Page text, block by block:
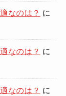
なのは？ に
なのは？ に
なのは？ に